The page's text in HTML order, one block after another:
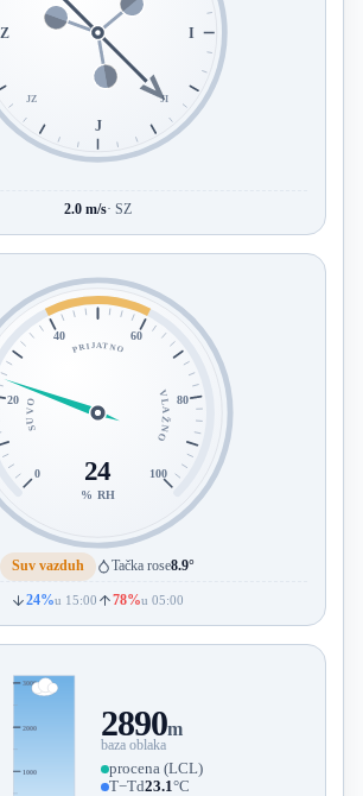
I
J
Z
JI
JZ
2.0 m/s· SZ
0
20
40 60
80
100
SUVO
PRIJATNO
VLAŽNO
24
% RH
Suv vazduh Tačka rose8.9°
24%u 15:00 78%u 05:00
1000
2000
3000
2890m
baza oblaka
procena (LCL)
T−Td23.1°C